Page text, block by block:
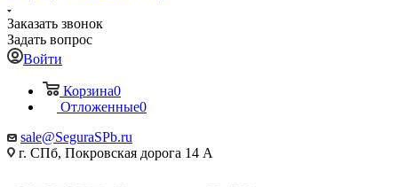
Заказать звонок
Задать вопрос
Войти
Корзина0
Отложенные0
sale@SeguraSPb.ru
г. СПб, Покровская дорога 14 А